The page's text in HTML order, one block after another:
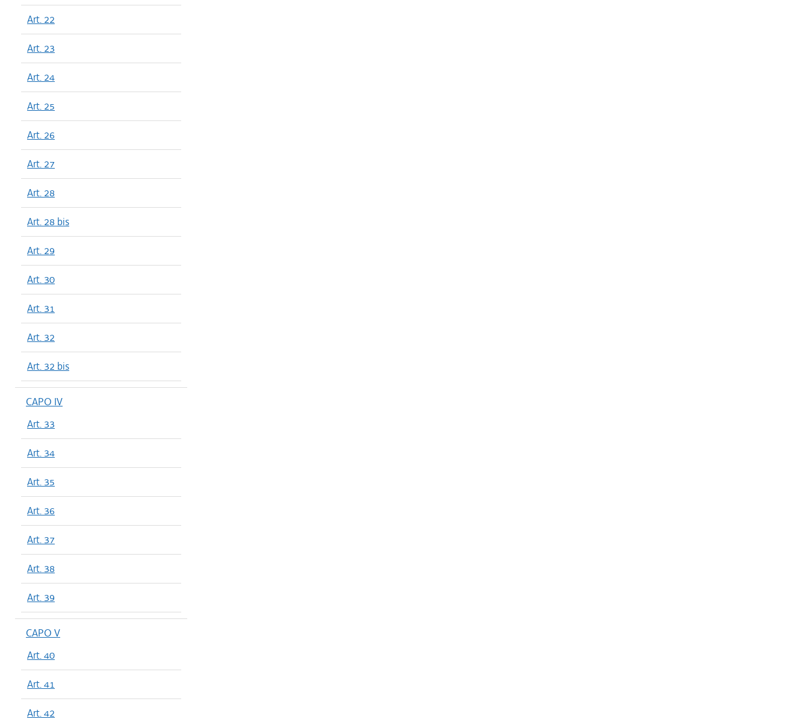
Art. 22
Art. 23
Art. 24
Art. 25
Art. 26
Art. 27
Art. 28
Art. 28 bis
Art. 29
Art. 30
Art. 31
Art. 32
Art. 32 bis
CAPO IV
Art. 33
Art. 34
Art. 35
Art. 36
Art. 37
Art. 38
Art. 39
CAPO V
Art. 40
Art. 41
Art. 42